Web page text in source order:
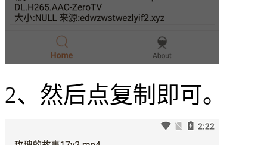
2、然后点复制即可。